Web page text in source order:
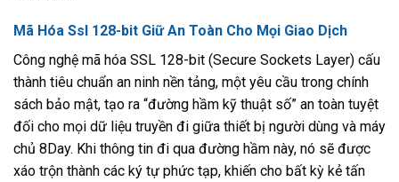
Mã Hóa Ssl 128-bit Giữ An Toàn Cho Mọi Giao Dịch
Công nghệ mã hóa SSL 128-bit (Secure Sockets Layer) cấu
thành tiêu chuẩn an ninh nền tảng, một yêu cầu trong chính
sách bảo mật, tạo ra “đường hầm kỹ thuật số” an toàn tuyệt
đối cho mọi dữ liệu truyền đi giữa thiết bị người dùng và máy
chủ 8Day. Khi thông tin đi qua đường hầm này, nó sẽ được
xáo trộn thành các ký tự phức tạp, khiến cho bất kỳ kẻ tấn